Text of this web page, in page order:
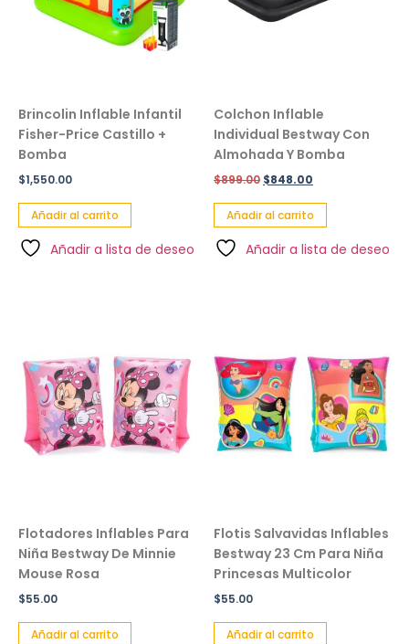
Brincolin Inflable Infantil
Fisher-Price Castillo +
Bomba
$1,550.00
Añadir al carrito
Añadir a lista de deseo
Colchon Inflable
Individual Bestway Con
Almohada Y Bomba
$899.00 $848.00
Añadir al carrito
Añadir a lista de deseo
Flotadores Inflables Para
Niña Bestway De Minnie
Mouse Rosa
$55.00
Añadir al carrito
Flotis Salvavidas Inflables
Bestway 23 Cm Para Niña
Princesas Multicolor
$55.00
Añadir al carrito